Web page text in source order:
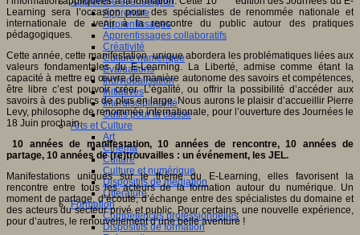
Apprendre
Apprentissages
Apprentissages collaboratifs
Créativité
Culture numérique
Evaluations
Individualisation
Initiatives
Interdisciplinarité
Outils pour la classe
Arts et Culture
Art
Cinéma
Culture
Culture et numérique
Dispositifs de médiation
Littérature
Formation
Compétences professionnelles
Dispositifs de formation
Learning sera l’occasion pour des spécialistes de renommée nationale et
internationale de venir à la rencontre du public autour des pratiques
pédagogiques.
Cette année, cette manifestation unique abordera les problématiques liées aux
valeurs fondamentales du E-Learning. La Liberté, admise comme étant la
capacité à mettre en œuvre de manière autonome des savoirs et compétences,
être libre c’est pouvoir créer. L’égalité, ou offrir la possibilité d’accéder aux
savoirs à des publics de plus en large. Nous aurons le plaisir d’accueillir Pierre
Levy, philosophe de renommée internationale, pour l’ouverture des Journées le
18 Juin prochain.
10 années de manifestation, 10 années de rencontre, 10 années de
partage, 10 années de (re)trouvailles : un événement, les JEL.
Manifestations uniques sur le thème du E-Learning, elles favorisent la
rencontre entre tous les acteurs de la formation autour du numérique. Un
moment de partage, d’écoute, d’échange entre des spécialistes du domaine et
des acteurs du secteur privé et public. Pour certains, une nouvelle expérience,
pour d’autres, le renouvellement d’une belle aventure !